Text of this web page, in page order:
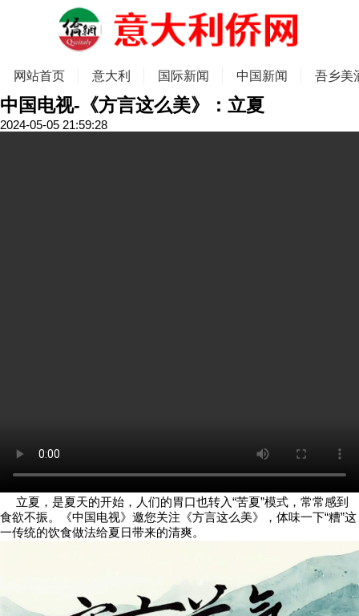
网站首页 意大利 国际新闻 中国新闻 吾乡美
中国电视-《方言这么美》：立夏
2024-05-05 21:59:28
立夏，是夏天的开始，人们的胃口也转入“苦夏”模式，常常感到
食欲不振。《中国电视》邀您关注《方言这么美》，体味一下“糟”这
一传统的饮食做法给夏日带来的清爽。